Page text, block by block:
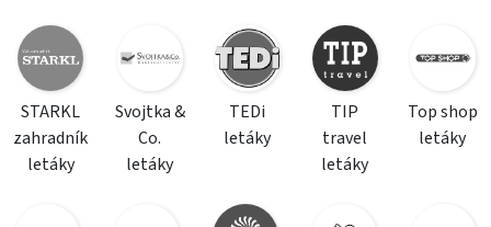
STARKL
zahradník
letáky
Svojtka &
Co.
letáky
TEDi
letáky
TIP
travel
letáky
Top shop
letáky